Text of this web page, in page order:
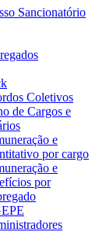
Sancionatório
Coletivos
de Cargos e
e
por cargo
e
por